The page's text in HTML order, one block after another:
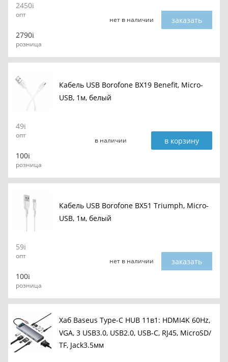
2450
опт
2790
розница
нет в наличии заказать
Кабель USB Borofone BX19 Benefit, Micro-
USB, 1м, белый
49
опт
100
розница
в наличии в корзину
Кабель USB Borofone BX51 Triumph, Micro-
USB, 1м, белый
59
опт
100
розница
нет в наличии заказать
Хаб Baseus Type-C HUB 11в1: HDMI4K 60Hz,
VGA, 3 USB3.0, USB2.0, USB-C, RJ45, MicroSD/
TF, Jack3.5мм